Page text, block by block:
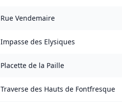
Rue Vendemaire
Impasse des Elysiques
Placette de la Paille
Traverse des Hauts de Fontfresque